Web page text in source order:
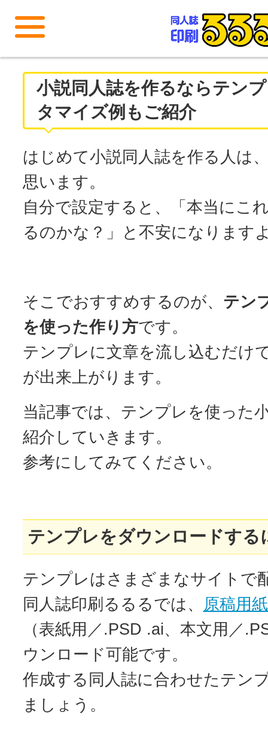
小説同人誌を作るならテン
タマイズ例もご紹介
はじめて小説同人誌を作る人は
思います。
自分で設定すると、「本当にこ
るのかな？」と不安になります
そこでおすすめするのが、 テン
を使った作り方です。
テンプレに文章を流し込むだけ
が出来上がります。
当記事では、テンプレを使った
紹介していきます。
参考にしてみてください。
テンプレをダウンロードする
テンプレはさまざまなサイトで
同人誌印刷るるるでは、
原稿用
（表紙用／.PSD .ai、本文用／
ウンロード可能です。
作成する同人誌に合わせたテン
ましょう。